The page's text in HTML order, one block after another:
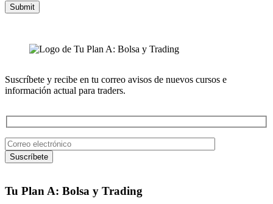
Suscríbete y recibe en tu correo avisos de nuevos cursos e
información actual para traders.
Tu Plan A: Bolsa y Trading